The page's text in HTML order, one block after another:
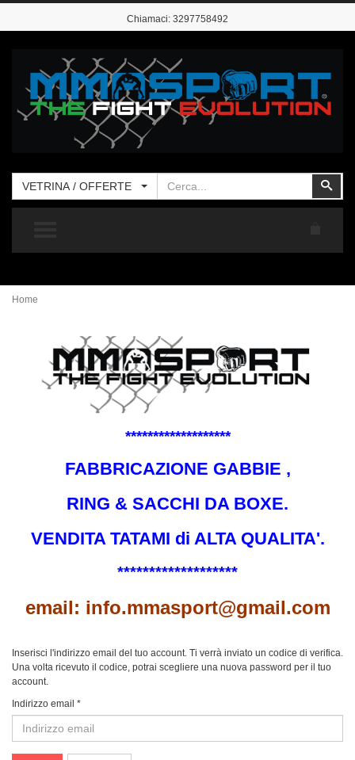
Chiamaci: 3297758492
VETRINA / OFFERTE
Home
*******************
FABBRICAZIONE GABBIE ,
RING & SACCHI DA BOXE.
VENDITA TATAMI di ALTA QUALITA'.
*******************
email: info.mmasport@gmail.com
Inserisci l'indirizzo email del tuo account. Ti verrà inviato un codice di verifica.
Una volta ricevuto il codice, potrai scegliere una nuova password per il tuo
account.
Indirizzo email *